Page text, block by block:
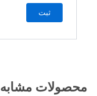
محصولات مشابه